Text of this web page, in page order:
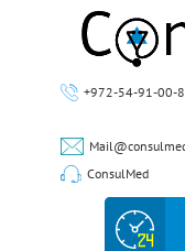
+972-54-91-00-
ConsulMed